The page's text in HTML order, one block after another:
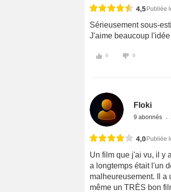
4,5Publiée
Sérieusement sous-
J'aime beaucoup
0 0
Floki
9 abonnés
4,0Publiée
Un film que j'ai vu, il y
a longtemps était l'un
malheureusement. Il a
même un TRÈS bon